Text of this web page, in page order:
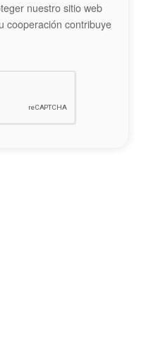
nuestro sitio web
cooperación contribuye